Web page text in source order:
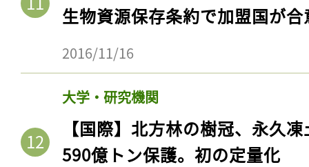
生物資源保存条約で加盟国が合
2016/11/16
大学・研究機関
【国際】北方林の樹冠、永久
590億トン保護。初の定量化